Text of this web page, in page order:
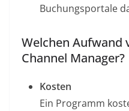
Buchungsportale
Welchen Aufwand
Channel Manager?
Kosten
Ein Programm